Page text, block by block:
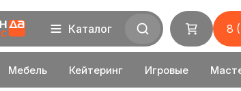
Мебель Кейтеринг Игровые
Каталог 8